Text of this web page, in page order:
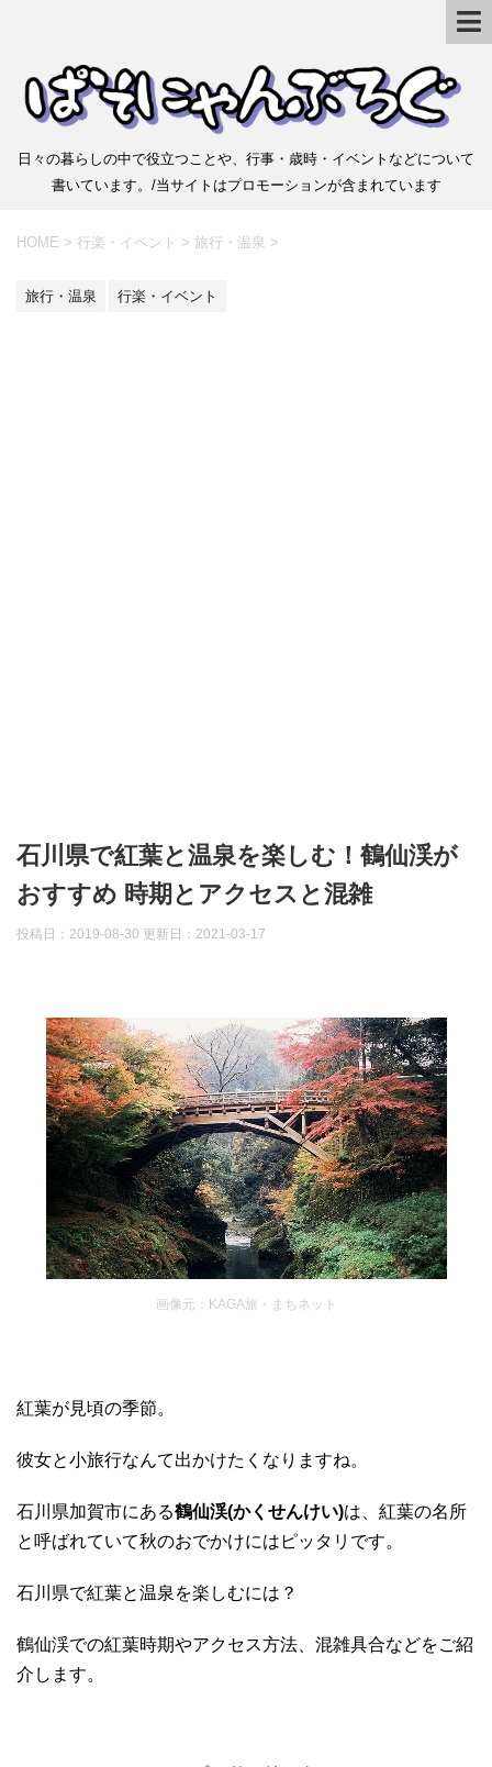
日々の暮らしの中で役立つことや、行事・歳時・イベントなどについて
書いています。/当サイトはプロモーションが含まれています
HOME > 行楽・イベント > 旅行・温泉 >
旅行・温泉 行楽・イベント
石川県で紅葉と温泉を楽しむ！鶴仙渓が
おすすめ 時期とアクセスと混雑
投稿日：2019-08-30 更新日： 2021-03-17
画像元：KAGA旅・まちネット
紅葉が見頃の季節。
彼女と小旅行なんて出かけたくなりますね。
石川県加賀市にある鶴仙渓(かくせんけい)は、紅葉の名所
と呼ばれていて秋のおでかけにはピッタリです。
石川県で紅葉と温泉を楽しむには？
鶴仙渓での紅葉時期やアクセス方法、混雑具合などをご紹
介します。